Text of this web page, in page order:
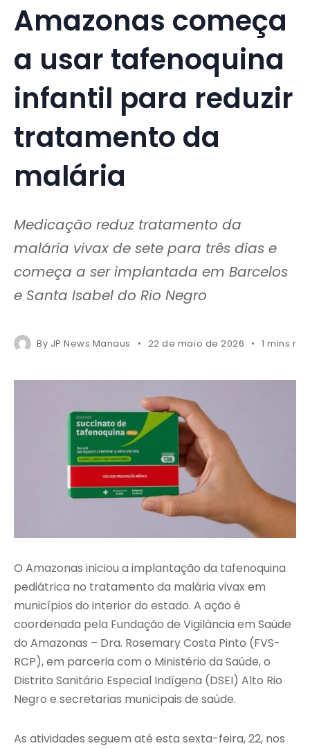
Amazonas começa
a usar tafenoquina
infantil para reduzir
tratamento da
malária
Medicação reduz tratamento da
malária vivax de sete para três dias e
começa a ser implantada em Barcelos
e Santa Isabel do Rio Negro
By JP News Manaus 22 de maio de 2026 1 mins
O Amazonas iniciou a implantação da tafenoquina
pediátrica no tratamento da malária vivax em
municípios do interior do estado. A ação é
coordenada pela Fundação de Vigilância em Saúde
do Amazonas – Dra. Rosemary Costa Pinto (FVS-
RCP), em parceria com o Ministério da Saúde, o
Distrito Sanitário Especial Indígena (DSEI) Alto Rio
Negro e secretarias municipais de saúde.
As atividades seguem até esta sexta-feira, 22, nos